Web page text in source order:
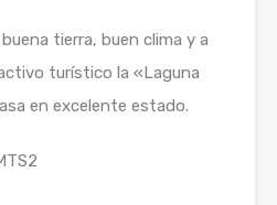
tierra, buen clima y a
turístico la «Laguna
en excelente estado.